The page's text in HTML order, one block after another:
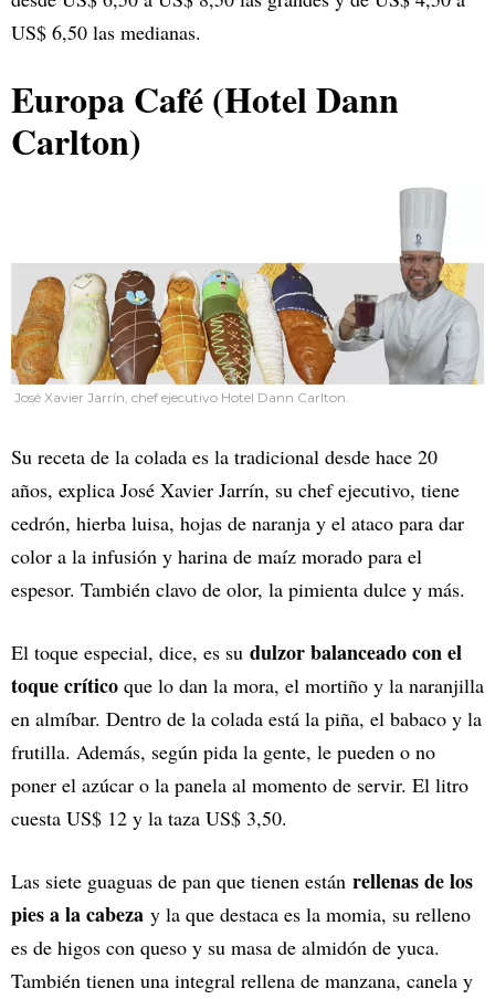
US$ 6,50 las medianas.
Europa Café (Hotel Dann
Carlton)
José Xavier Jarrín, chef ejecutivo Hotel Dann Carlton.
Su receta de la colada es la tradicional desde hace 20
años, explica José Xavier Jarrín, su chef ejecutivo, tiene
cedrón, hierba luisa, hojas de naranja y el ataco para dar
color a la infusión y harina de maíz morado para el
espesor. También clavo de olor, la pimienta dulce y más.
El toque especial, dice, es su dulzor balanceado con el
toque crítico que lo dan la mora, el mortiño y la naranjilla
en almíbar. Dentro de la colada está la piña, el babaco y la
frutilla. Además, según pida la gente, le pueden o no
poner el azúcar o la panela al momento de servir. El litro
cuesta US$ 12 y la taza US$ 3,50.
Las siete guaguas de pan que tienen están rellenas de los
pies a la cabeza y la que destaca es la momia, su relleno
es de higos con queso y su masa de almidón de yuca.
También tienen una integral rellena de manzana, canela y